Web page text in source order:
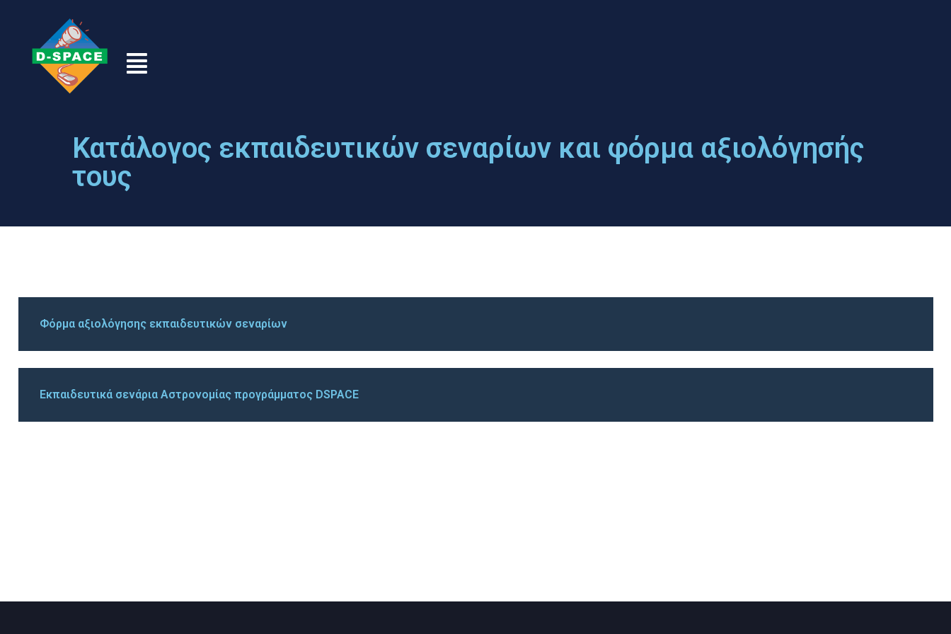
Κατάλογος εκπαιδευτικών σεναρίων και φόρμα αξιολόγησής
τους
Φόρμα αξιολόγησης εκπαιδευτικών σεναρίων
Εκπαιδευτικά σενάρια Αστρονομίας προγράμματος DSPACE